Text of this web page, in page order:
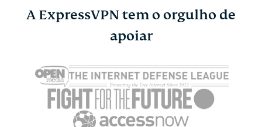
4 maneiras de manter
navegação escondido
dos provedores de
Internet
Osman 5 minutos
A ExpressVPN tem o orgulho de
apoiar